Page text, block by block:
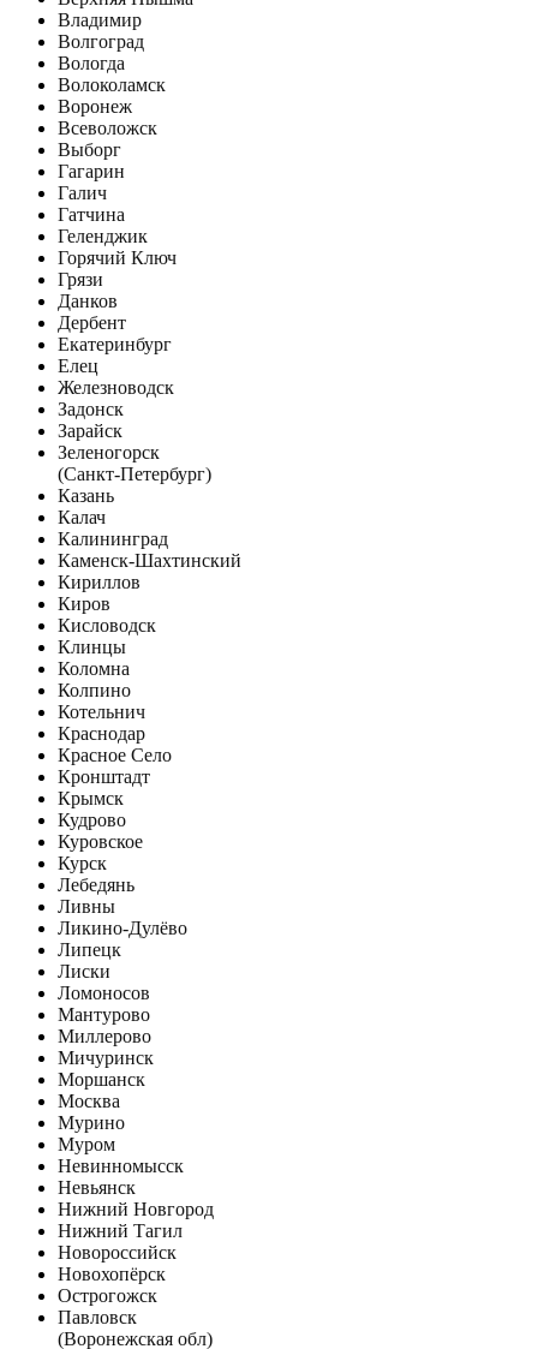
Владимир
Волгоград
Вологда
Волоколамск
Воронеж
Всеволожск
Выборг
Гагарин
Галич
Гатчина
Геленджик
Горячий Ключ
Грязи
Данков
Дербент
Екатеринбург
Елец
Железноводск
Задонск
Зарайск
Зеленогорск
(Санкт-Петербург)
Казань
Калач
Калининград
Каменск-Шахтинский
Кириллов
Киров
Кисловодск
Клинцы
Коломна
Колпино
Котельнич
Краснодар
Красное Село
Кронштадт
Крымск
Кудрово
Куровское
Курск
Лебедянь
Ливны
Ликино-Дулёво
Липецк
Лиски
Ломоносов
Мантурово
Миллерово
Мичуринск
Моршанск
Москва
Мурино
Муром
Невинномысск
Невьянск
Нижний Новгород
Нижний Тагил
Новороссийск
Новохопёрск
Острогожск
Павловск
(Воронежская обл)